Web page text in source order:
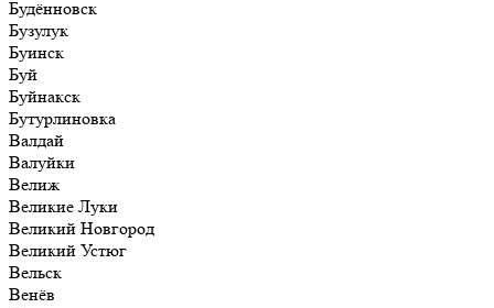
Будённовск
Бузулук
Буинск
Буй
Буйнакск
Бутурлиновка
Валдай
Валуйки
Велиж
Великие Луки
Великий Новгород
Великий Устюг
Вельск
Венёв